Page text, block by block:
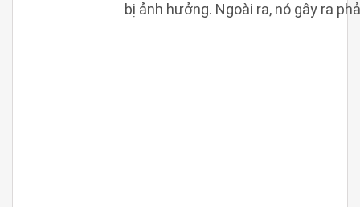
bị ảnh hưởng. Ngoài ra, nó gây ra